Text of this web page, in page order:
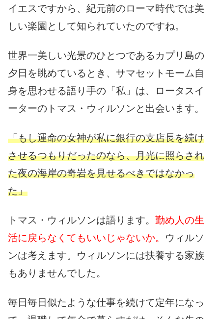
イエスですから、紀元前のローマ時代では美
しい楽園として知られていたのですね。
世界一美しい光景のひとつであるカプリ島の
夕日を眺めているとき、サマセットモーム自
身を思わせる語り手の「私」は、ロータスイ
ーターのトマス・ウィルソンと出会います。
「もし運命の女神が私に銀行の支店長を続け
させるつもりだったのなら、月光に照らされ
た夜の海岸の奇岩を見せるべきではなかっ
た」
トマス・ウィルソンは語ります。 勤め人の生
活に戻らなくてもいいじゃないか。 ウィルソ
ンは考えます。ウィルソンには扶養する家族
もありませんでした。
毎日毎日似たような仕事を続けて定年になっ